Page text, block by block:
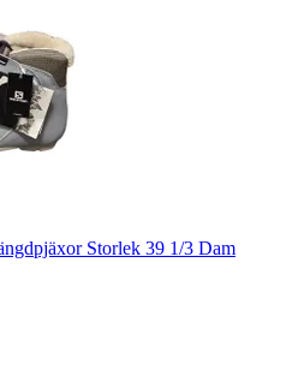
Storlek 39 1/3 Dam